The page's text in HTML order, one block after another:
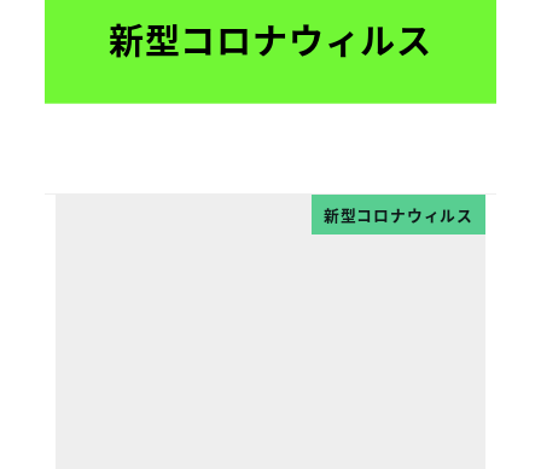
新型コロナウィルス
新型コロナウィルス